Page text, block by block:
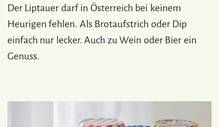
Der Liptauer darf in Österreich bei keinem
Heurigen fehlen. Als Brotaufstrich oder Dip
einfach nur lecker. Auch zu Wein oder Bier ein
Genuss.